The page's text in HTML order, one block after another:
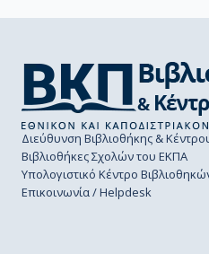
Διεύθυνση Βιβλιοθήκης &
Βιβλιοθήκες Σχολών του ΕΚΠΑ
Υπολογιστικό Κέντρο
Επικοινωνία / Helpdesk